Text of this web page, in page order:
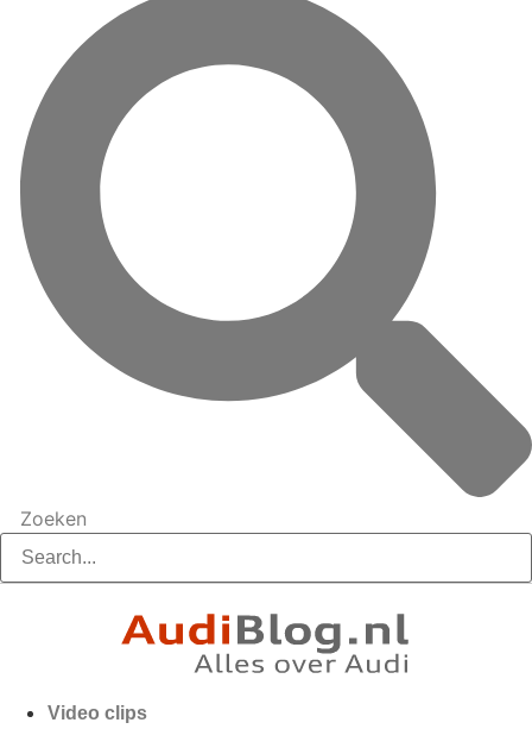
Zoeken
Video clips